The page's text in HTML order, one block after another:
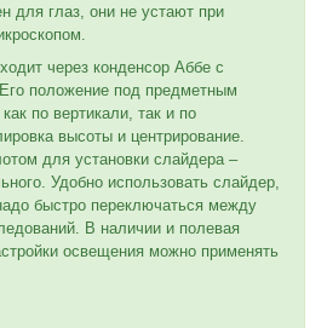
для глаз, они не устают при
через конденсор Аббе с
положение под предметным
по вертикали, так и по
высоты и центрирование.
для установки слайдера –
Удобно использовать слайдер,
быстро переключаться между
В наличии и полевая
освещения можно применять